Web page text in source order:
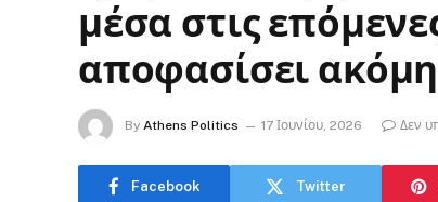
μέσα στις
αποφασίσει
By Athens Politics 17 Ιουνίου, 2026 Δεν
Facebook Twitter